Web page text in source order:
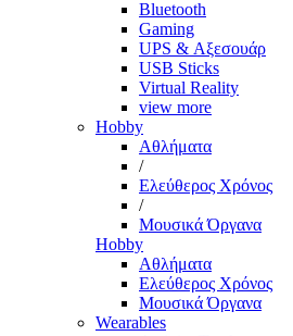
Bluetooth
Gaming
UPS & Αξεσουάρ
USB Sticks
Virtual Reality
view more
Hobby
Αθλήματα
/
Ελεύθερος Χρόνος
/
Μουσικά Όργανα
Hobby
Αθλήματα
Ελεύθερος Χρόνος
Μουσικά Όργανα
Wearables